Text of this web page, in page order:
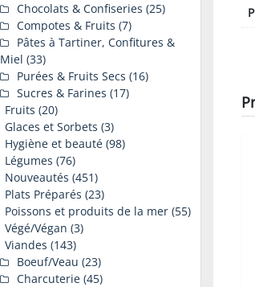
Chocolats & Confiseries (25)
Compotes & Fruits (7)
Pâtes à Tartiner, Confitures &
Miel (33)
Purées & Fruits Secs (16)
Sucres & Farines (17)
Fruits (20)
Glaces et Sorbets (3)
Hygiène et beauté (98)
Légumes (76)
Nouveautés (451)
Plats Préparés (23)
Poissons et produits de la mer (55)
Végé/Végan (3)
Viandes (143)
Boeuf/Veau (23)
Charcuterie (45)